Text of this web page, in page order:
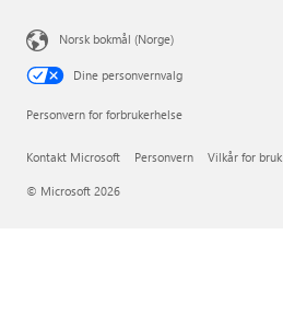
Norsk bokmål (Norge)
Dine personvernvalg
Personvern for forbrukerhelse
Kontakt Microsoft Personvern Vilkår for bruk
© Microsoft 2026